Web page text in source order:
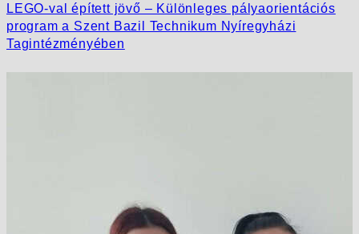
LEGO-val épített jövő – Különleges pályaorientációs
program a Szent Bazil Technikum Nyíregyházi
Tagintézményében